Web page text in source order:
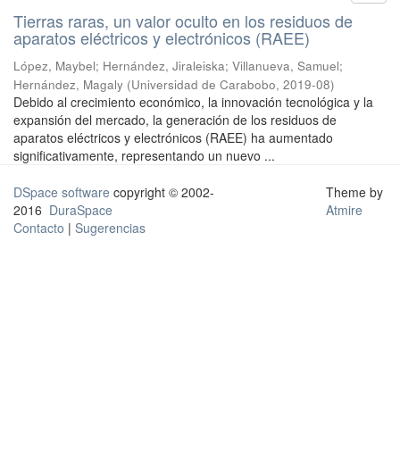
Tierras raras, un valor oculto en los residuos de
aparatos eléctricos y electrónicos (RAEE)
López, Maybel; Hernández, Jiraleiska; Villanueva, Samuel;
Hernández, Magaly (Universidad de Carabobo, 2019-08)
Debido al crecimiento económico, la innovación tecnológica y la
expansión del mercado, la generación de los residuos de
aparatos eléctricos y electrónicos (RAEE) ha aumentado
significativamente, representando un nuevo ...
DSpace software copyright © 2002-
2016 DuraSpace
Contacto | Sugerencias
Theme by
Atmire